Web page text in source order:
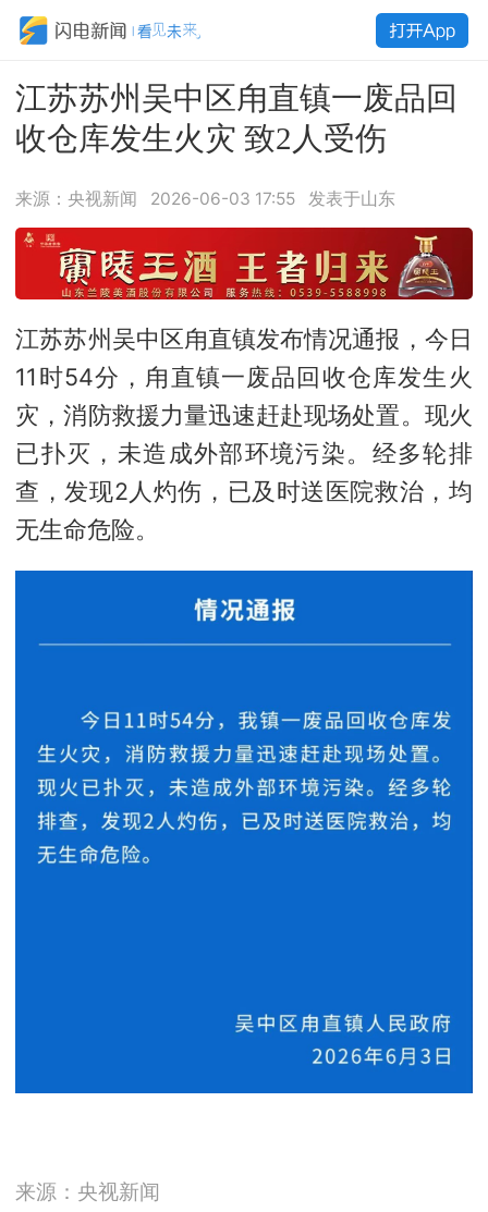
江苏苏州吴中区甪直镇一废品回
收仓库发生火灾 致2人受伤
来源：央视新闻 2026-06-03 17:55 发表于山东
江苏苏州吴中区甪直镇发布情况通报，今日
11时54分，甪直镇一废品回收仓库发生火
灾，消防救援力量迅速赶赴现场处置。现火
已扑灭，未造成外部环境污染。经多轮排
查，发现2人灼伤，已及时送医院救治，均
无生命危险。
来源：央视新闻